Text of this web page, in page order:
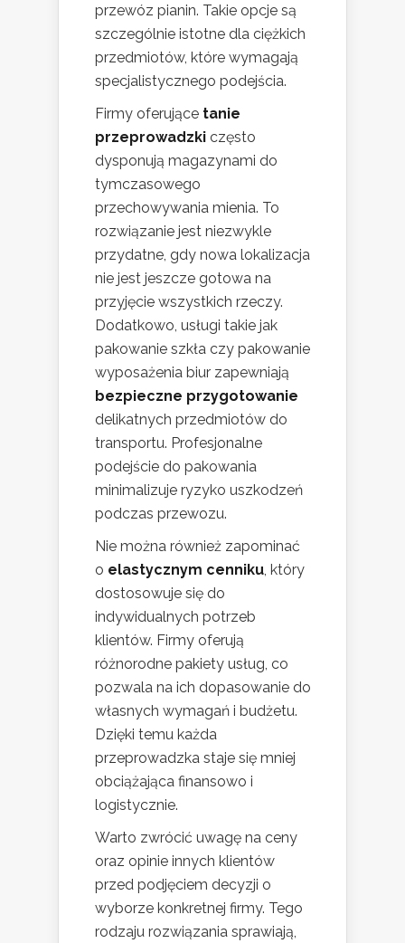
przewóz pianin. Takie opcje są
szczególnie istotne dla ciężkich
przedmiotów, które wymagają
specjalistycznego podejścia.
Firmy oferujące tanie
przeprowadzki często
dysponują magazynami do
tymczasowego
przechowywania mienia. To
rozwiązanie jest niezwykle
przydatne, gdy nowa lokalizacja
nie jest jeszcze gotowa na
przyjęcie wszystkich rzeczy.
Dodatkowo, usługi takie jak
pakowanie szkła czy pakowanie
wyposażenia biur zapewniają
bezpieczne przygotowanie
delikatnych przedmiotów do
transportu. Profesjonalne
podejście do pakowania
minimalizuje ryzyko uszkodzeń
podczas przewozu.
Nie można również zapominać
o elastycznym cenniku , który
dostosowuje się do
indywidualnych potrzeb
klientów. Firmy oferują
różnorodne pakiety usług, co
pozwala na ich dopasowanie do
własnych wymagań i budżetu.
Dzięki temu każda
przeprowadzka staje się mniej
obciążająca finansowo i
logistycznie.
Warto zwrócić uwagę na ceny
oraz opinie innych klientów
przed podjęciem decyzji o
wyborze konkretnej firmy. Tego
rodzaju rozwiązania sprawiają,